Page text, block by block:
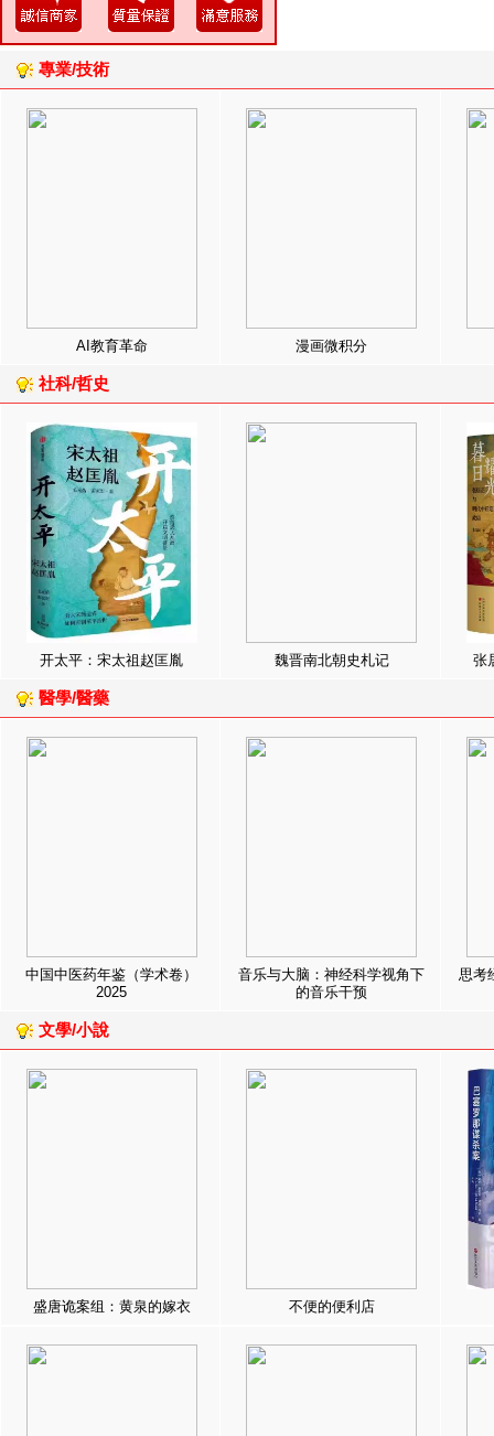
專業/技術
AI教育革命 漫画微积分
社科/哲史
开太平：宋太祖赵匡胤 魏晋南北朝史札记 张
醫學/醫藥
中国中医药年鉴（学术卷）
2025
音乐与大脑：神经科学视角下
的音乐干预
思考
文學/小說
盛唐诡案组：黄泉的嫁衣 不便的便利店